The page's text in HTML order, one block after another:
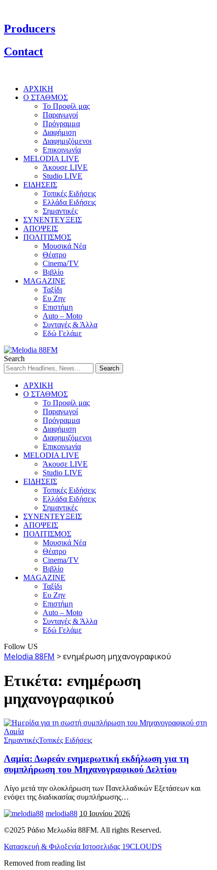
Producers
Contact
ΑΡΧΙΚΗ
Ο ΣΤΑΘΜΟΣ
Το Προφίλ μας
Παραγωγοί
Πρόγραμμα
Διαφήμιση
Διαφημιζόμενοι
Επικοινωνία
MELODIA LIVE
Άκουσε LIVE
Studio LIVE
ΕΙΔΗΣΕΙΣ
Τοπικές Ειδήσεις
Ελλάδα Ειδήσεις
Σημαντικές
ΣΥΝΕΝΤΕΥΞΕΙΣ
ΑΠΟΨΕΙΣ
ΠΟΛΙΤΙΣΜΟΣ
Μουσικά Νέα
Θέατρο
Cinema/TV
Βιβλίο
MAGAZINE
Ταξίδι
Ευ Ζην
Επιστήμη
Auto – Moto
Συνταγές & Άλλα
Εδώ Γελάμε
Search
ΑΡΧΙΚΗ
Ο ΣΤΑΘΜΟΣ
Το Προφίλ μας
Παραγωγοί
Πρόγραμμα
Διαφήμιση
Διαφημιζόμενοι
Επικοινωνία
MELODIA LIVE
Άκουσε LIVE
Studio LIVE
ΕΙΔΗΣΕΙΣ
Τοπικές Ειδήσεις
Ελλάδα Ειδήσεις
Σημαντικές
ΣΥΝΕΝΤΕΥΞΕΙΣ
ΑΠΟΨΕΙΣ
ΠΟΛΙΤΙΣΜΟΣ
Μουσικά Νέα
Θέατρο
Cinema/TV
Βιβλίο
MAGAZINE
Ταξίδι
Ευ Ζην
Επιστήμη
Auto – Moto
Συνταγές & Άλλα
Εδώ Γελάμε
Follow US
Melodia 88FM >ενημέρωση μηχανογραφικού
Ετικέτα: ενημέρωση
μηχανογραφικού
ΣημαντικέςΤοπικές Ειδήσεις
Λαμία: Δωρεάν ενημερωτική εκδήλωση για τη
συμπλήρωση του Μηχανογραφικού Δελτίου
Λίγο μετά την ολοκλήρωση των Πανελλαδικών Εξετάσεων και
ενόψει της διαδικασίας συμπλήρωσης…
melodia88 10 Ιουνίου 2026
©2025 Ράδιο Μελωδία 88FM. All rights Reserved.
Κατασκευή & Φιλοξενία Ιστοσελιδας 19CLOUDS
Removed from reading list